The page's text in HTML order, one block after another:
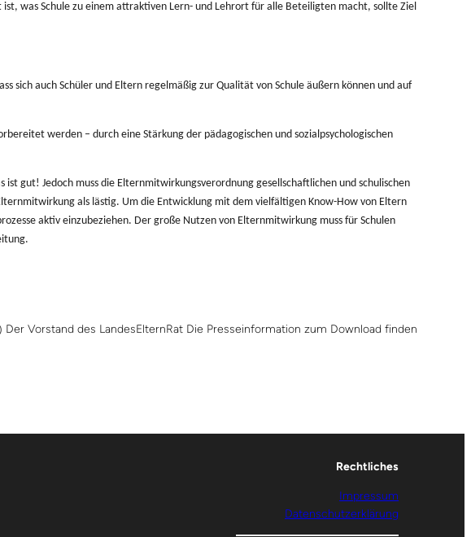
was Schule zu einem attraktiven Lern- und Lehrort für alle Beteiligten macht, sollte Ziel
sich auch Schüler und Eltern regelmäßig zur Qualität von Schule äußern können und auf
werden – durch eine Stärkung der pädagogischen und sozialpsychologischen
gut! Jedoch muss die Elternmitwirkungsverordnung gesellschaftlichen und schulischen
als lästig. Um die Entwicklung mit dem vielfältigen Know-How von Eltern
aktiv einzubeziehen. Der große Nutzen von Elternmitwirkung muss für Schulen
Der Vorstand des LandesElternRat Die Presseinformation zum Download finden
Rechtliches
Impressum
Datenschutzerklärung